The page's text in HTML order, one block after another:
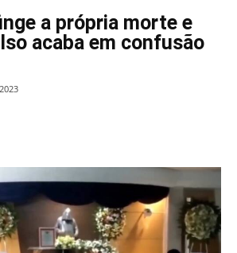
a própria morte e
acaba em confusão